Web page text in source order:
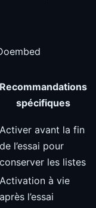
Recommandations
spécifiques
Activer avant la fin
de l’essai pour
conserver les listes
Activation à vie
après l’essai